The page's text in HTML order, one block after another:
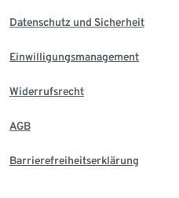
Datenschutz und Sicherheit
Einwilligungsmanagement
Widerrufsrecht
AGB
Barrierefreiheitserklärung